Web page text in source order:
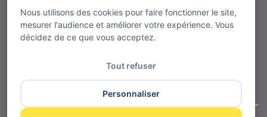
Nos services
Nous utilisons des cookies pour faire fonctionner le site,
mesurer l'audience et améliorer votre expérience. Vous
décidez de ce que vous acceptez.
Tout refuser
Personnaliser